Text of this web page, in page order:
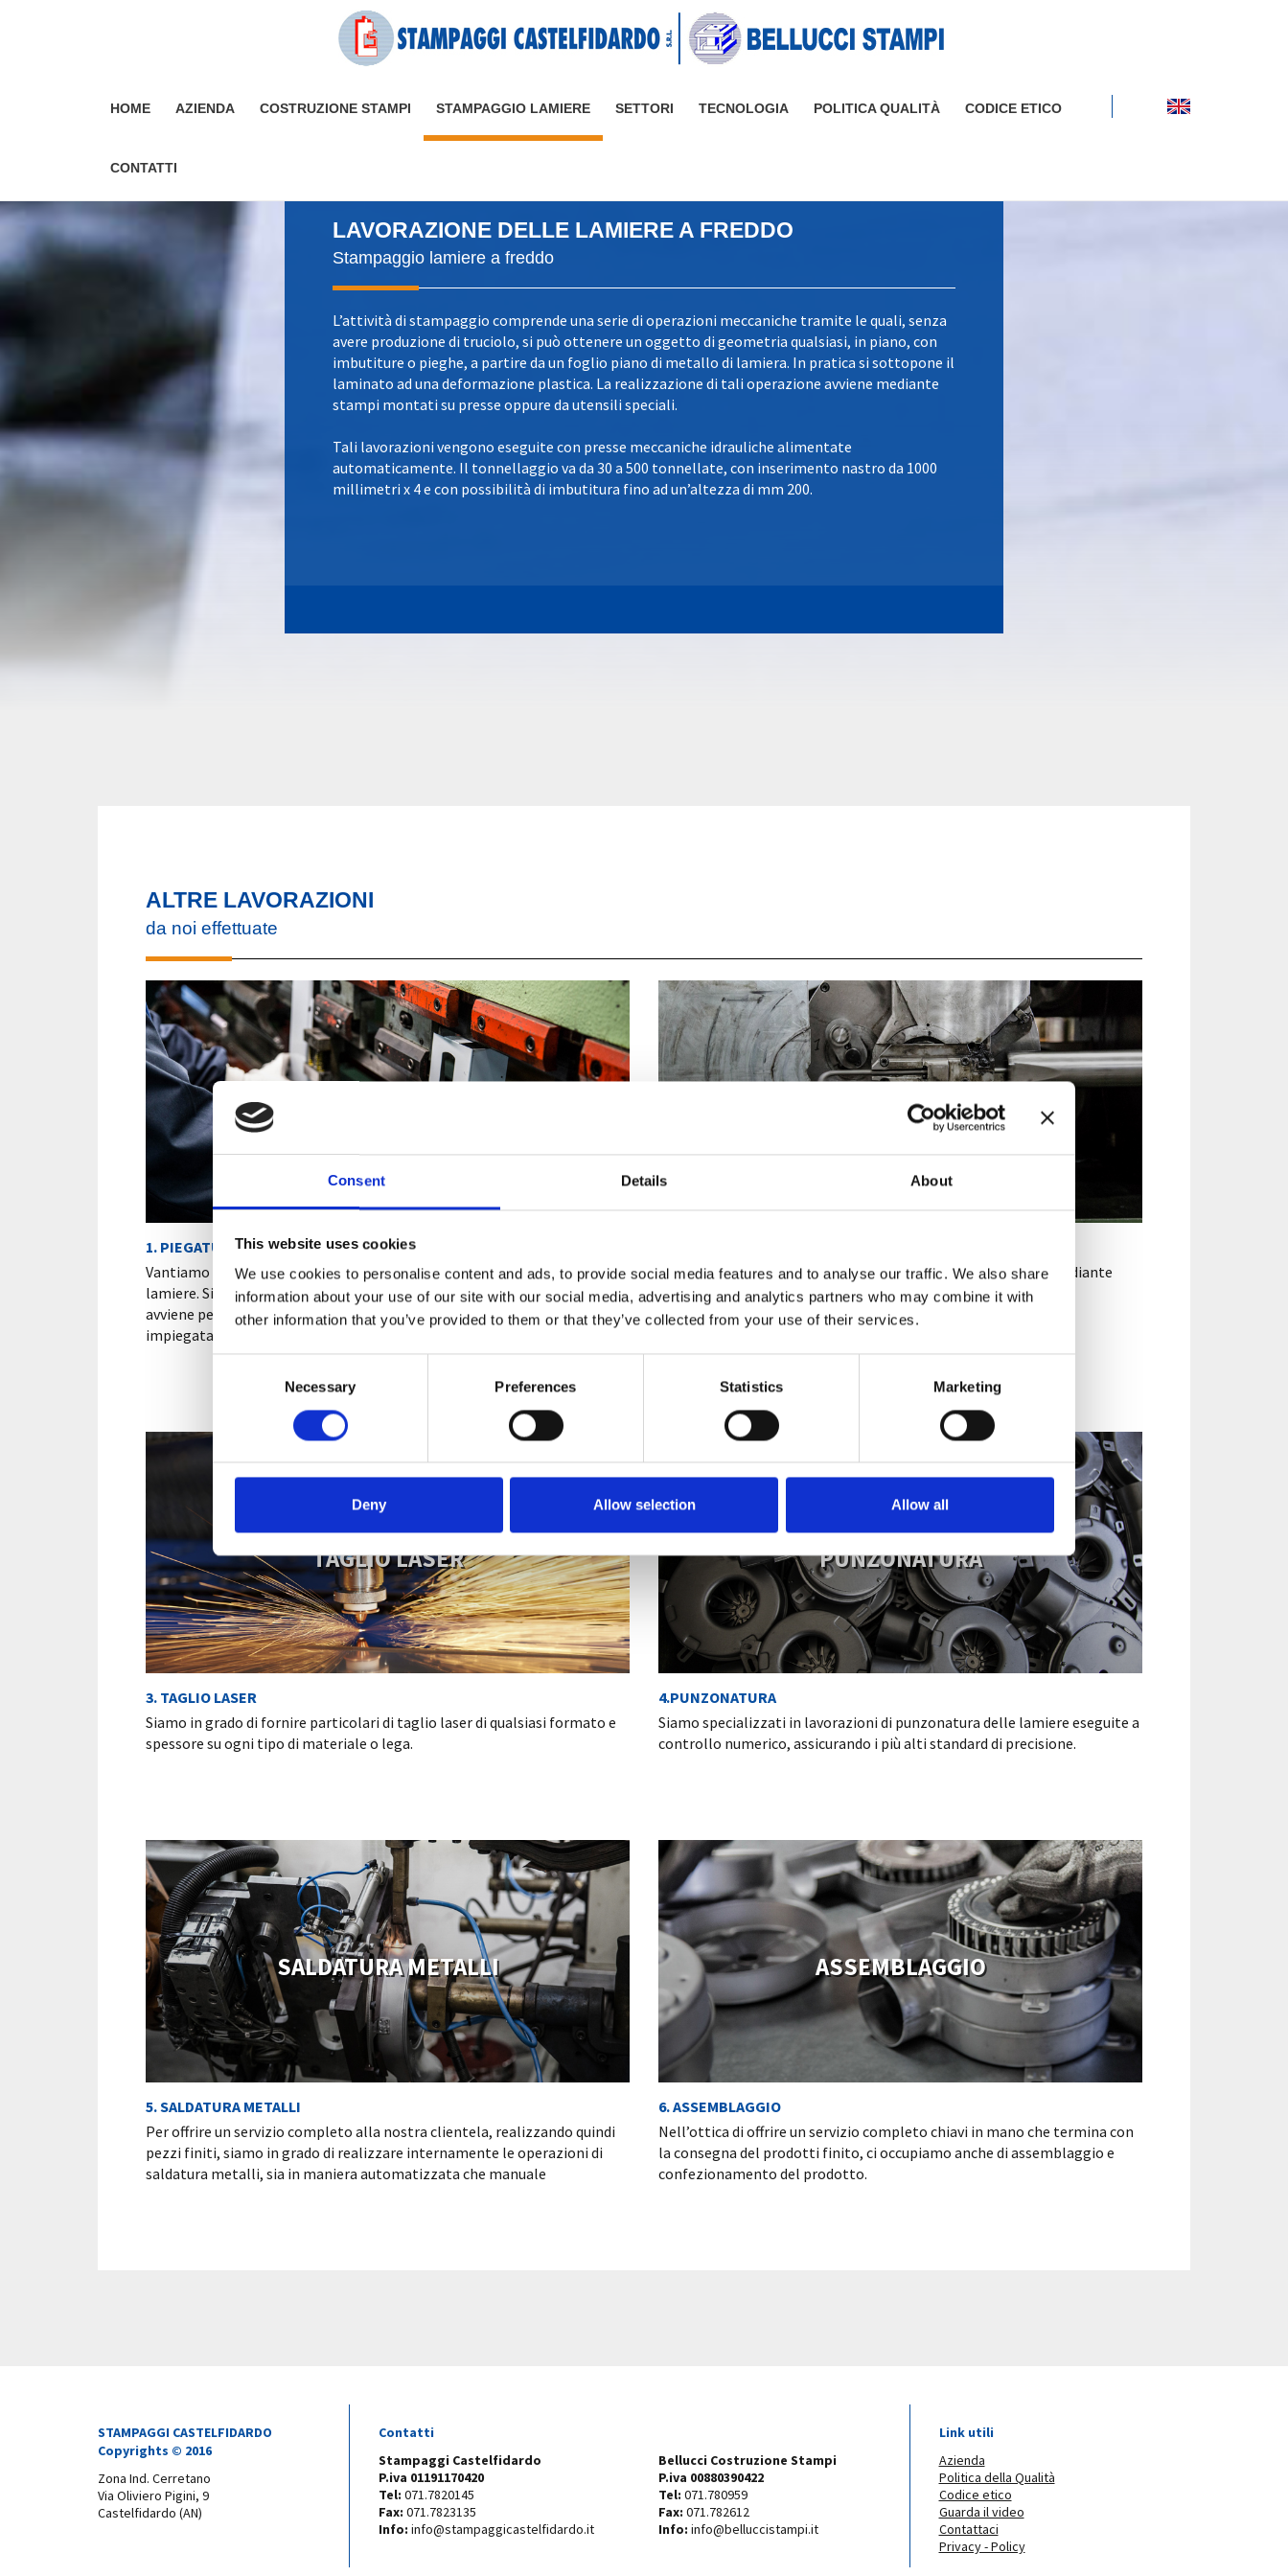
Consent Details About
This website uses cookies
We use cookies to personalise content and ads, to provide social media features and to analyse our traffic. We also share
information about your use of our site with our social media, advertising and analytics partners who may combine it with
other information that you’ve provided to them or that they’ve collected from your use of their services.
Necessary Preferences Statistics Marketing
Deny Allow selection Allow all
HOME AZIENDA COSTRUZIONE STAMPI STAMPAGGIO LAMIERE SETTORI TECNOLOGIA POLITICA QUALITÀ CODICE ETICO
CONTATTI
LAVORAZIONE DELLE LAMIERE A FREDDO
Stampaggio lamiere a freddo
L’attività di stampaggio comprende una serie di operazioni meccaniche tramite le quali, senza
avere produzione di truciolo, si può ottenere un oggetto di geometria qualsiasi, in piano, con
imbutiture o pieghe, a partire da un foglio piano di metallo di lamiera. In pratica si sottopone il
laminato ad una deformazione plastica. La realizzazione di tali operazione avviene mediante
stampi montati su presse oppure da utensili speciali.
Tali lavorazioni vengono eseguite con presse meccaniche idrauliche alimentate
automaticamente. Il tonnellaggio va da 30 a 500 tonnellate, con inserimento nastro da 1000
millimetri x 4 e con possibilità di imbutitura fino ad un’altezza di mm 200.
ALTRE LAVORAZIONI
da noi effettuate
1. PIEGATURA
Vantiamo una ventennale esperienza nella lavorazione di piegatura delle
lamiere. Si tratta di un processo di lavorazione a freddo dei metalli che
avviene per mezzo della pressione esercitata dallo stampo ed è
impiegata per ottenere determinate forme.
PIEGATURA A FILO
Siamo in grado di effettuare lavorazioni di piegatura del filo mediante
macchine a CNC da 3mm fino a 10mm.
TAGLIO LASER
3. TAGLIO LASER
Siamo in grado di fornire particolari di taglio laser di qualsiasi formato e
spessore su ogni tipo di materiale o lega.
PUNZONATURA
4.PUNZONATURA
Siamo specializzati in lavorazioni di punzonatura delle lamiere eseguite a
controllo numerico, assicurando i più alti standard di precisione.
SALDATURA METALLI
5. SALDATURA METALLI
Per offrire un servizio completo alla nostra clientela, realizzando quindi
pezzi finiti, siamo in grado di realizzare internamente le operazioni di
saldatura metalli, sia in maniera automatizzata che manuale
ASSEMBLAGGIO
6. ASSEMBLAGGIO
Nell’ottica di offrire un servizio completo chiavi in mano che termina con
la consegna del prodotti finito, ci occupiamo anche di assemblaggio e
confezionamento del prodotto.
STAMPAGGI CASTELFIDARDO
Copyrights © 2016
Zona Ind. Cerretano
Via Oliviero Pigini, 9
Castelfidardo (AN)
Contatti
Stampaggi Castelfidardo
P.iva 01191170420
Tel: 071.7820145
Fax: 071.7823135
Info: info@stampaggicastelfidardo.it
Bellucci Costruzione Stampi
P.iva 00880390422
Tel: 071.780959
Fax: 071.782612
Info: info@belluccistampi.it
Link utili
Azienda
Politica della Qualità
Codice etico
Guarda il video
Contattaci
Privacy - Policy